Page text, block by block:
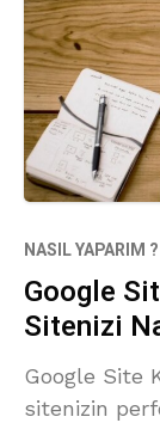
NASIL YAPARIM ?
Google
Sitenizi
Google Site
sitenizin